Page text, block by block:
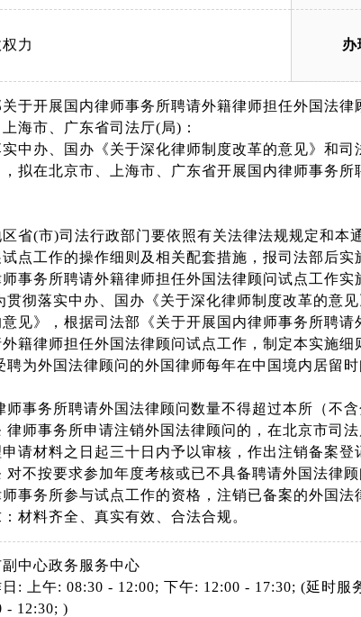
力 办
关于开展国内律师事务所聘请外籍律师担任外国法律
海市、广东省司法厅(局)：
中办、国办《关于深化律师制度改革的意见》和
拟在北京市、上海市、广东省开展国内律师事务
省(市)司法行政部门要依照有关法律法规规定和
点工作的操作细则及相关配套措施，报司法部后实
师事务所聘请外籍律师担任外国法律顾问试点工作实
贯彻落实中办、国办《关于深化律师制度改革的意
意见》，根据司法部《关于开展国内律师事务所聘
籍律师担任外国法律顾问试点工作，制定本实施细
聘为外国法律顾问的外国律师每年在中国境内居留
师事务所聘请外国法律顾问数量不得超过本所（不
律师事务所申请注销外国法律顾问的，在北京市司
请材料之日起三十日内予以审核，作出注销备案登
对不按要求参加年度考核或已不具备聘请外国法律
事务所参与试点工作的资格，注销已备案的外国法
材料齐全、真实有效、合法合规。
中心政务服务中心
: 上午: 08:30 - 12:00; 下午: 12:00 - 17:30; (延时
- 12:30; )